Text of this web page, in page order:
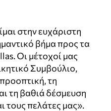
στην ευχάριστη
βήμα προς τα
Οι μέτοχοί μας
Συμβούλιο,
τη
τη βαθιά δέσμευση
τους πελάτες μας».